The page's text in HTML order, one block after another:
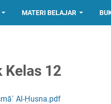
MATERI BELAJAR
Kelas 12
Al-Ḥusna.pdf